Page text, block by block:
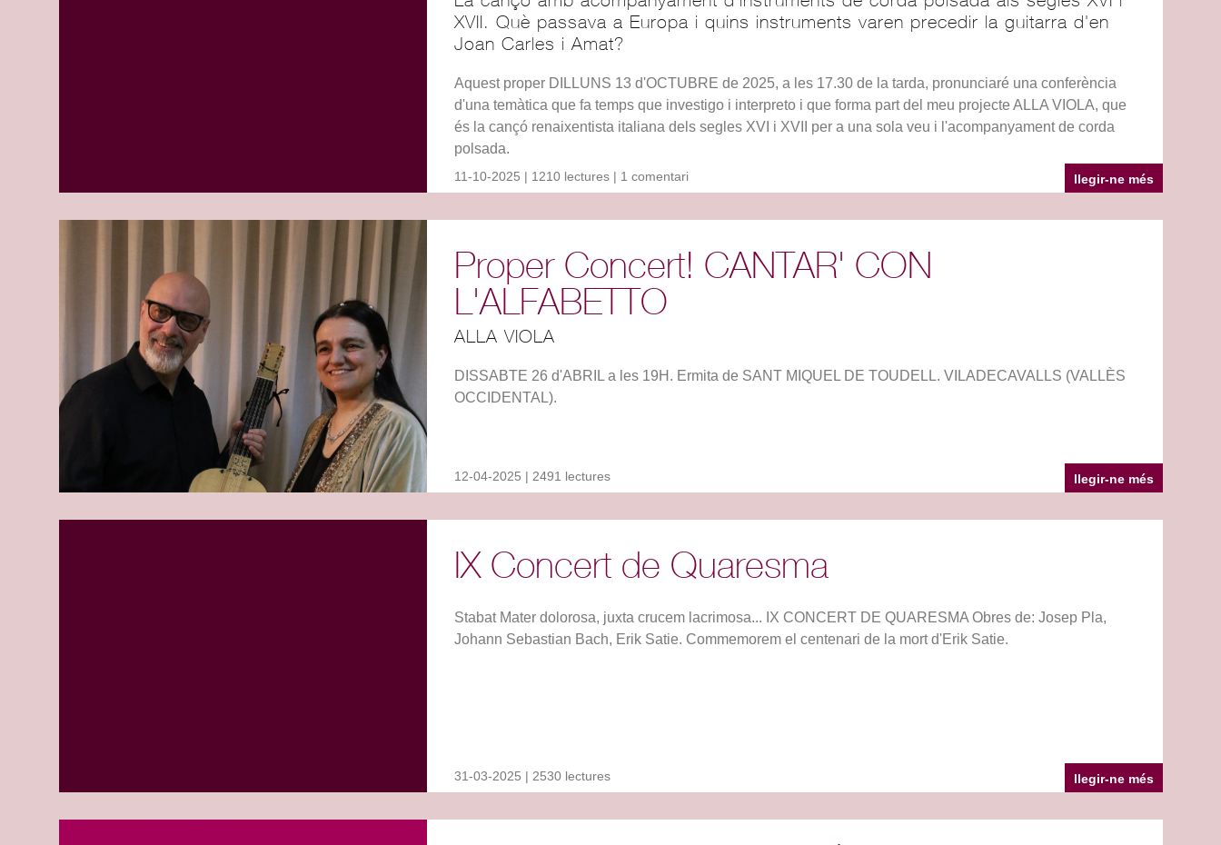
XVII. Què passava a Europa i quins instruments varen precedir la guitarra d'en
Joan Carles i Amat?
Aquest proper DILLUNS 13 d'OCTUBRE de 2025, a les 17.30 de la tarda, pronunciaré una conferència
d'una temàtica que fa temps que investigo i interpreto i que forma part del meu projecte ALLA VIOLA, que
és la cançó renaixentista italiana dels segles XVI i XVII per a una sola veu i l'acompanyament de corda
polsada.
11-10-2025 | 1210 lectures | 1 comentari llegir-ne més
Proper Concert! CANTAR' CON
L'ALFABETTO
ALLA VIOLA
DISSABTE 26 d'ABRIL a les 19H. Ermita de SANT MIQUEL DE TOUDELL. VILADECAVALLS (VALLÈS
OCCIDENTAL).
12-04-2025 | 2491 lectures llegir-ne més
IX Concert de Quaresma
Stabat Mater dolorosa, juxta crucem lacrimosa... IX CONCERT DE QUARESMA Obres de: Josep Pla,
Johann Sebastian Bach, Erik Satie. Commemorem el centenari de la mort d'Erik Satie.
31-03-2025 | 2530 lectures llegir-ne més